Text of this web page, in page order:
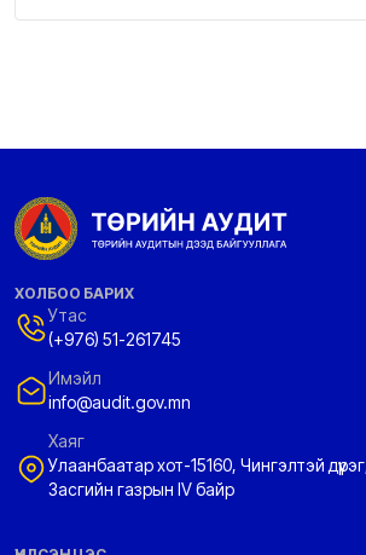
ХОЛБОО БАРИХ
Утас
(+976) 51-261745
Имэйл
info@audit.gov.mn
Хаяг
Улаанбаатар хот-15160, Чингэлтэй
Засгийн газрын IV байр